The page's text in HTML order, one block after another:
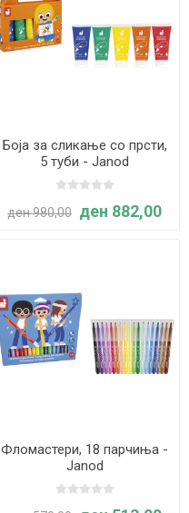
Боја за сликање со прсти,
5 туби - Janod
ден 980,00 ден 882,00
Фломастери, 18 парчиња -
Janod